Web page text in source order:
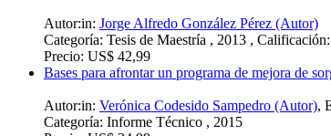
Autor:in: Jorge Alfredo González Pérez (Autor)
Categoría: Tesis de Maestría , 2013 ,
Precio: US$ 42,99
Bases para afrontar un programa de mejora de
Autor:in: Verónica Codesido Sampedro (Autor),
Categoría: Informe Técnico , 2015